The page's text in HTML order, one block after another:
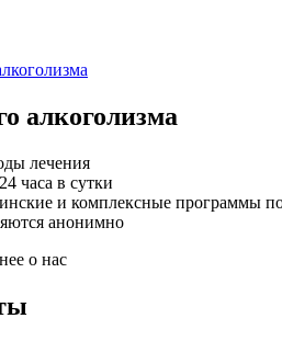
алкоголизма
лечения
часа в сутки
и комплексные программы
анонимно
о нас